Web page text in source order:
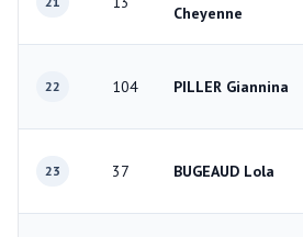
Cheyenne
22 104 PILLER Giannina
23 37 BUGEAUD Lola